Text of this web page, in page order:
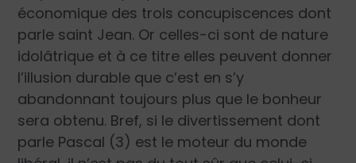
économique des trois concupiscences dont
parle saint Jean. Or celles-ci sont de nature
idolâtrique et à ce titre elles peuvent donner
l’illusion durable que c’est en s’y
abandonnant toujours plus que le bonheur
sera obtenu. Bref, si le divertissement dont
parle Pascal (3) est le moteur du monde